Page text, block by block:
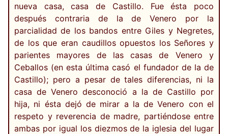
nueva casa, casa de Castillo. Fue ésta poco
después contraria de la de Venero por la
parcialidad de los bandos entre Giles y Negretes,
de los que eran caudillos opuestos los Señores y
parientes mayores de las casas de Venero y
Ceballos (en esta última casó el fundador de la de
Castillo); pero a pesar de tales diferencias, ni la
casa de Venero desconoció a la de Castillo por
hija, ni ésta dejó de mirar a la de Venero con el
respeto y reverencia de madre, partiéndose entre
ambas por igual los diezmos de la iglesia del lugar